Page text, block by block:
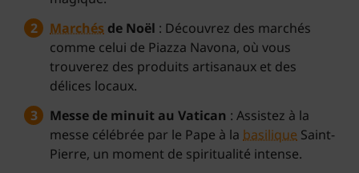
Marchés de Noël : Découvrez des marchés
comme celui de Piazza Navona, où vous
trouverez des produits artisanaux et des
délices locaux.
Messe de minuit au Vatican : Assistez à la
messe célébrée par le Pape à la basilique Saint-
Pierre, un moment de spiritualité intense.